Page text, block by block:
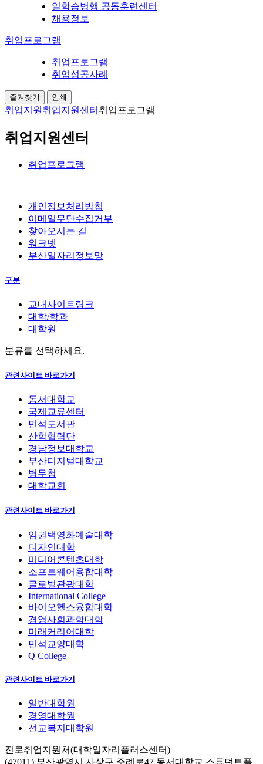
일학습병행 공동훈련센터
채용정보
취업프로그램
취업프로그램
취업성공사례
즐겨찾기 인쇄
취업지원 취업지원센터 취업프로그램
취업지원센터
취업프로그램
개인정보처리방침
이메일무단수집거부
찾아오시는 길
워크넷
부산일자리정보망
구분
교내사이트링크
대학/학과
대학원
분류를 선택하세요.
관련사이트 바로가기
동서대학교
국제교류센터
민석도서관
산학협력단
경남정보대학교
부산디지털대학교
병무청
대학교회
관련사이트 바로가기
임권택영화예술대학
디자인대학
미디어콘텐츠대학
소프트웨어융합대학
글로벌관광대학
International College
바이오헬스융합대학
경영사회과학대학
미래커리어대학
민석교양대학
Q College
관련사이트 바로가기
일반대학원
경영대학원
선교복지대학원
진로취업지원처(대학일자리플러스센터)
(47011) 부산광역시 사상구 주례로47 동서대학교 스튜던트플